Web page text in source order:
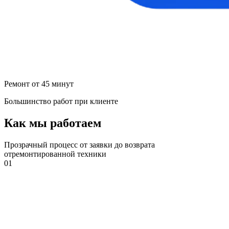
Ремонт от 45 минут
Большинство работ при клиенте
Как мы работаем
Прозрачный процесс от заявки до возврата
отремонтированной техники
01